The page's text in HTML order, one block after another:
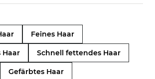
Feines Haar
Haar Schnell fettendes Haar
Gefärbtes Haar